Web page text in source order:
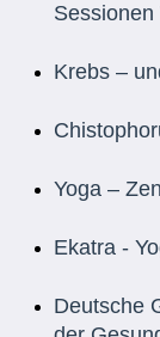
Krebs –
Yoga –
Ekatra -
Deutsche